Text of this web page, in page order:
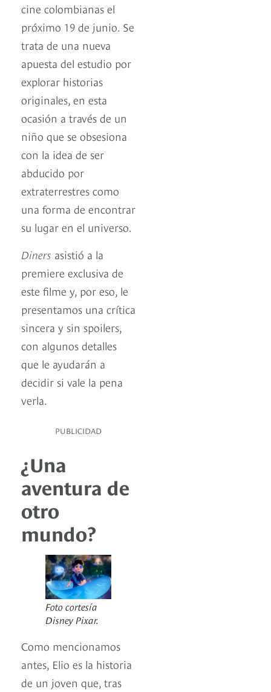
cine colombianas el
próximo 19 de junio. Se
trata de una nueva
apuesta del estudio por
explorar historias
originales, en esta
ocasión a través de un
niño que se obsesiona
con la idea de ser
abducido por
extraterrestres como
una forma de encontrar
su lugar en el universo.
Diners asistió a la
premiere exclusiva de
este filme y, por eso, le
presentamos una crítica
sincera y sin spoilers,
con algunos detalles
que le ayudarán a
decidir si vale la pena
verla.
PUBLICIDAD
¿Una
aventura de
otro
mundo?
Foto cortesía
Disney Pixar.
Como mencionamos
antes, Elio es la historia
de un joven que, tras